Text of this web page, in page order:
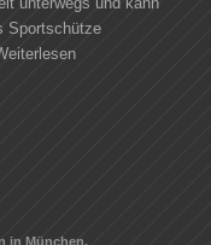
Sportschütze
in München,